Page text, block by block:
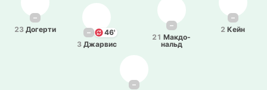
–
–
2 Кейн
–
23 До­ге­рти –
46'
3 Джа­рвис
–
21 Ма­кдо­
нальд